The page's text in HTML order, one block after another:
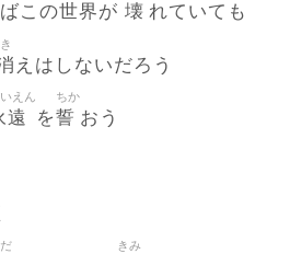
この世界が 壊 れていても
き
えはしないだろう
遠
えん
を誓
ちか
おう
きみ